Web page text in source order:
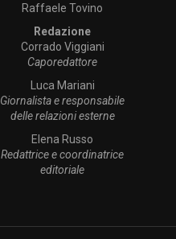
Raffaele Tovino
Redazione
Corrado Viggiani
Caporedattore
Luca Mariani
Giornalista e responsabile
delle relazioni esterne
Elena Russo
Redattrice e coordinatrice
editoriale